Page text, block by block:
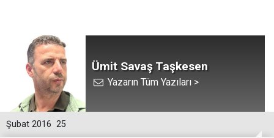
Ümit Savaş Taşkesen
Yazarın Tüm Yazıları >
25
Şubat 2016